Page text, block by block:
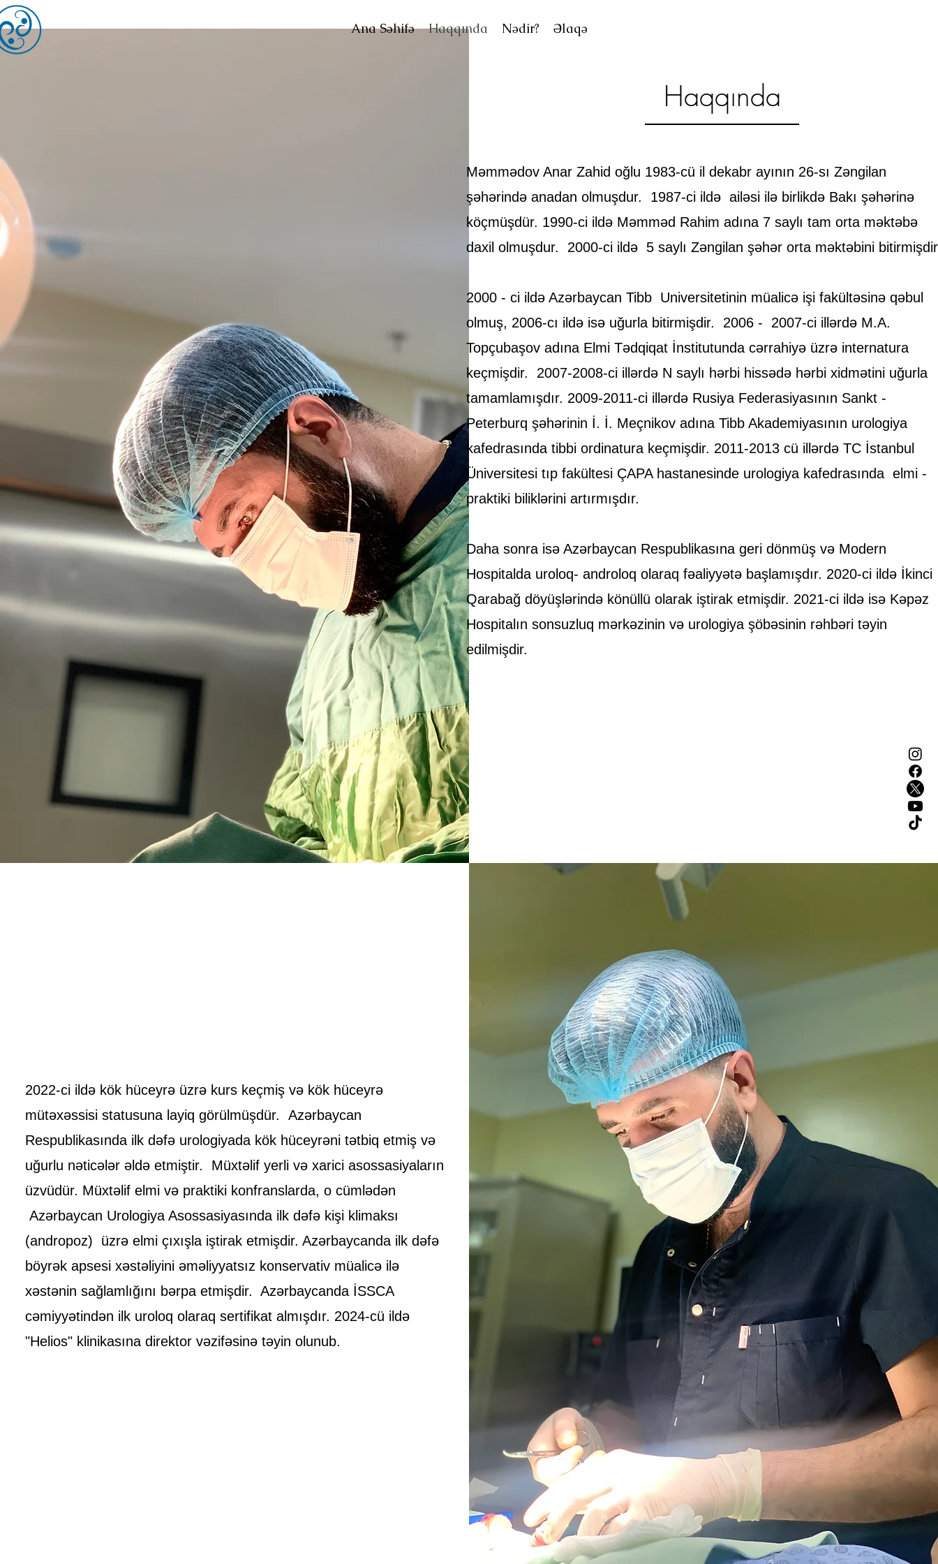
Ana Səhifə Haqqında Nədir? Əlaqə
Məmmədov Anar Zahid oğlu 1983-cü il dekabr ayının 26-sı Zəngilan
şəhərində anadan olmuşdur. 1987-ci ildə ailəsi ilə birlikdə Bakı şəhərinə
köçmüşdür. 1990-ci ildə Məmməd Rahim adına 7 saylı tam orta məktəbə
daxil olmuşdur. 2000-ci ildə 5 saylı Zəngilan şəhər orta məktəbini
2000 - ci ildə Azərbaycan Tibb Universitetinin müalicə işi fakültəsinə qəbul
olmuş, 2006-cı ildə isə uğurla bitirmişdir. 2006 - 2007-ci illərdə M.A.
Topçubaşov adına Elmi Tədqiqat İnstitutunda cərrahiyə üzrə internatura
keçmişdir. 2007-2008-ci illərdə N saylı hərbi hissədə hərbi xidmətini uğurla
tamamlamışdır. 2009-2011-ci illərdə Rusiya Federasiyasının Sankt -
Peterburq şəhərinin İ. İ. Meçnikov adına Tibb Akademiyasının urologiya
kafedrasında tibbi ordinatura keçmişdir. 2011-2013 cü illərdə TC İstanbul
Üniversitesi tıp fakültesi ÇAPA hastanesinde urologiya kafedrasında elmi -
praktiki biliklərini artırmışdır.
Daha sonra isə Azərbaycan Respublikasına geri dönmüş və Modern
Hospitalda uroloq- androloq olaraq fəaliyyətə başlamışdır. 2020-ci ildə İkinci
Qarabağ döyüşlərində könüllü olarak iştirak etmişdir. 2021-ci ildə isə Kəpəz
Hospitalın sonsuzluq mərkəzinin və urologiya şöbəsinin rəhbəri təyin
edilmişdir.
Haqqında
2022-ci ildə kök hüceyrə üzrə kurs keçmiş və kök hüceyrə
mütəxəssisi statusuna layiq görülmüşdür. Azərbaycan
Respublikasında ilk dəfə urologiyada kök hüceyrəni tətbiq etmiş və
uğurlu nəticələr əldə etmiştir. Müxtəlif yerli və xarici asossasiyaların
üzvüdür. Müxtəlif elmi və praktiki konfranslarda, o cümlədən
Azərbaycan Urologiya Asossasiyasında ilk dəfə kişi klimaksı
(andropoz) üzrə elmi çıxışla iştirak etmişdir. Azərbaycanda ilk dəfə
böyrək apsesi xəstəliyini əməliyyatsız konservativ müalicə ilə
xəstənin sağlamlığını bərpa etmişdir. Azərbaycanda İSSCA
cəmiyyətindən ilk uroloq olaraq sertifikat almışdır. 2024-cü ildə
"Helios" klinikasına direktor vəzifəsinə təyin olunub.